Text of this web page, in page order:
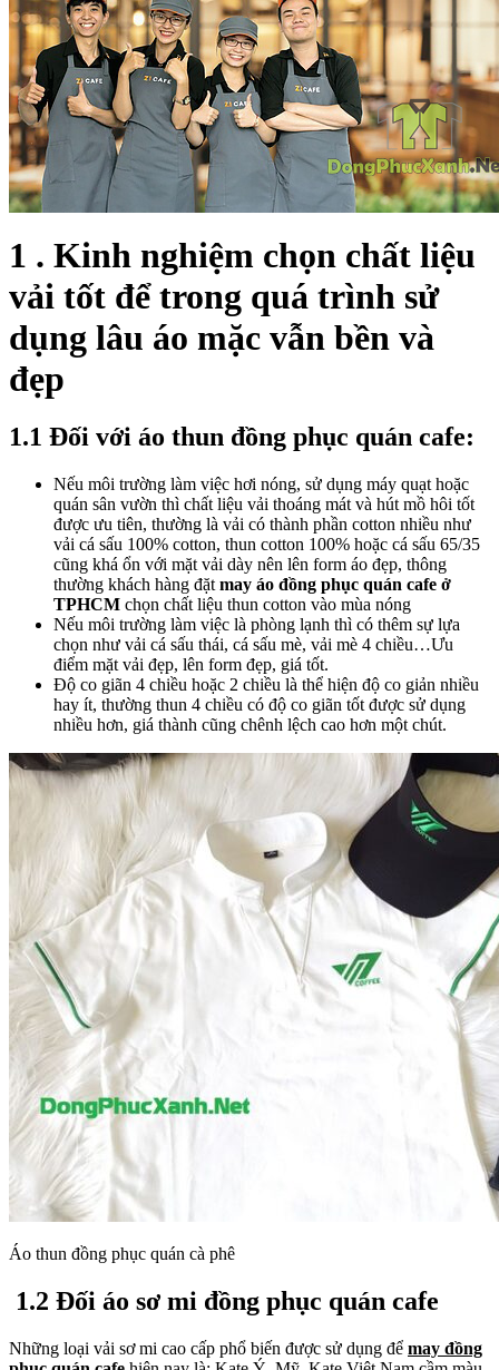
1 . Kinh nghiệm chọn chất liệu
vải tốt để trong quá trình sử
dụng lâu áo mặc vẫn bền và
đẹp
1.1 Đối với áo thun đồng phục quán cafe:
Nếu môi trường làm việc hơi nóng, sử dụng máy quạt hoặc
quán sân vườn thì chất liệu vải thoáng mát và hút mồ hôi tốt
được ưu tiên, thường là vải có thành phần cotton nhiều như
vải cá sấu 100% cotton, thun cotton 100% hoặc cá sấu 65/35
cũng khá ổn với mặt vải dày nên lên form áo đẹp, thông
thường khách hàng đặt may áo đồng phục quán cafe ở
TPHCM chọn chất liệu thun cotton vào mùa nóng
Nếu môi trường làm việc là phòng lạnh thì có thêm sự lựa
chọn như vải cá sấu thái, cá sấu mè, vải mè 4 chiều…Ưu
điểm mặt vải đẹp, lên form đẹp, giá tốt.
Độ co giãn 4 chiều hoặc 2 chiều là thể hiện độ co giản nhiều
hay ít, thường thun 4 chiều có độ co giãn tốt được sử dụng
nhiều hơn, giá thành cũng chênh lệch cao hơn một chút.
Áo thun đồng phục quán cà phê
1.2 Đối áo sơ mi đồng phục quán cafe
Những loại vải sơ mi cao cấp phổ biến được sử dụng để may đồng